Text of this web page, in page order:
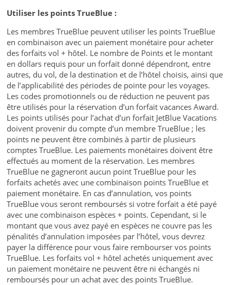
Utiliser les points TrueBlue :
Les membres TrueBlue peuvent utiliser les points TrueBlue
en combinaison avec un paiement monétaire pour acheter
des forfaits vol + hôtel. Le nombre de Points et le montant
en dollars requis pour un forfait donné dépendront, entre
autres, du vol, de la destination et de l’hôtel choisis, ainsi que
de l’applicabilité des périodes de pointe pour les voyages.
Les codes promotionnels ou de réduction ne peuvent pas
être utilisés pour la réservation d’un forfait vacances Award.
Les points utilisés pour l’achat d’un forfait JetBlue Vacations
doivent provenir du compte d’un membre TrueBlue ; les
points ne peuvent être combinés à partir de plusieurs
comptes TrueBlue. Les paiements monétaires doivent être
effectués au moment de la réservation. Les membres
TrueBlue ne gagneront aucun point TrueBlue pour les
forfaits achetés avec une combinaison points TrueBlue et
paiement monétaire. En cas d’annulation, vos points
TrueBlue vous seront remboursés si votre forfait a été payé
avec une combinaison espèces + points. Cependant, si le
montant que vous avez payé en espèces ne couvre pas les
pénalités d’annulation imposées par l’hôtel, vous devrez
payer la différence pour vous faire rembourser vos points
TrueBlue. Les forfaits vol + hôtel achetés uniquement avec
un paiement monétaire ne peuvent être ni échangés ni
remboursés pour un achat avec des points TrueBlue.